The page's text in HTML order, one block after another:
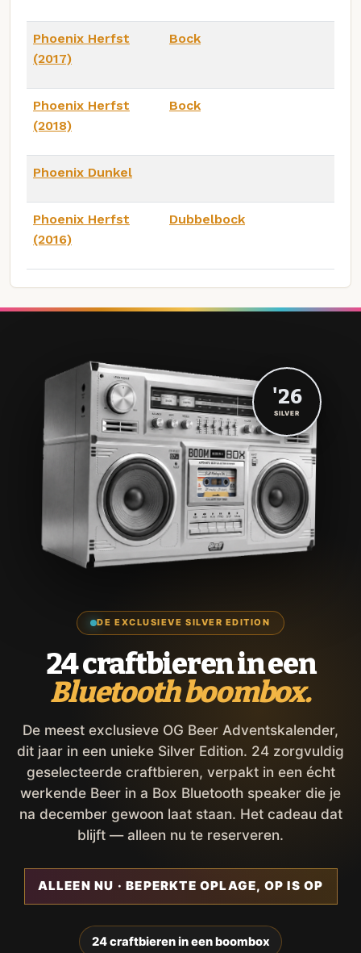
Phoenix Herfst
(2017)
Bock
Phoenix Herfst
(2018)
Bock
Phoenix Dunkel
Phoenix Herfst
(2016)
Dubbelbock
DE EXCLUSIEVE SILVER EDITION
24 craftbieren in een
Bluetooth boombox.
De meest exclusieve OG Beer Adventskalender,
dit jaar in een unieke Silver Edition. 24 zorgvuldig
geselecteerde craftbieren, verpakt in een écht
werkende Beer in a Box Bluetooth speaker die je
na december gewoon laat staan. Het cadeau dat
blijft — alleen nu te reserveren.
ALLEEN NU · BEPERKTE OPLAGE, OP IS OP
24 craftbieren in een boombox
'26
SILVER